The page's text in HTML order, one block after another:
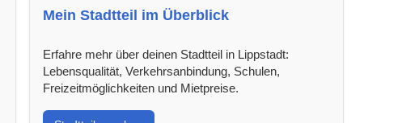
Mein Stadtteil im Überblick
Erfahre mehr über deinen Stadtteil in Lippstadt:
Lebensqualität, Verkehrsanbindung, Schulen,
Freizeitmöglichkeiten und Mietpreise.